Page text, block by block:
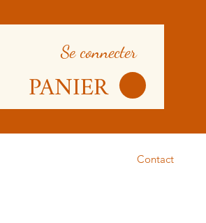
Se connecter
PANIER
Contact